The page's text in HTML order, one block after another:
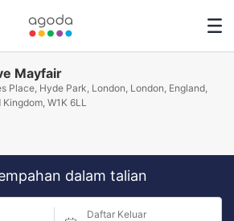
Mayfair
Place, Hyde Park, London, London, England,
Kingdom, W1K 6LL
dalam talian
Daftar Keluar